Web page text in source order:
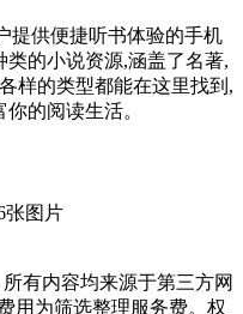
提供便捷听书体验的手机
的小说资源,涵盖了名著,
样的类型都能在这里找到,
的阅读生活。
有内容均来源于第三方网
用为筛选整理服务费。权